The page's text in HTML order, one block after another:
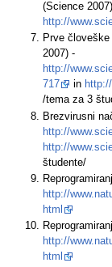
(Science
http://
Prve
2007) -
http://
717
in
/tema za 3
Brezvirusni
http://
http://
študente/
http://
html
http://
html